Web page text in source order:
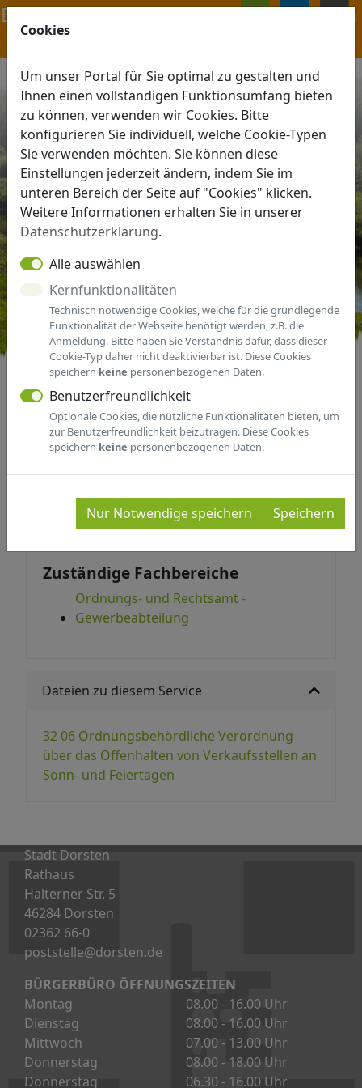
Cookies
Um unser Portal für Sie optimal zu gestalten und
Ihnen einen vollständigen Funktionsumfang bieten
zu können, verwenden wir Cookies. Bitte
konfigurieren Sie individuell, welche Cookie-Typen
Sie verwenden möchten. Sie können diese
Einstellungen jederzeit ändern, indem Sie im
unteren Bereich der Seite auf "Cookies" klicken.
Weitere Informationen erhalten Sie in unserer
Datenschutzerklärung.
Alle auswählen
Kernfunktionalitäten
Technisch notwendige Cookies, welche für die grundlegende
Funktionalität der Webseite benötigt werden, z.B. die
Anmeldung. Bitte haben Sie Verständnis dafür, dass dieser
Cookie-Typ daher nicht deaktivierbar ist. Diese Cookies
speichern keine personenbezogenen Daten.
Benutzerfreundlichkeit
Optionale Cookies, die nützliche Funktionalitäten bieten, um
zur Benutzerfreundlichkeit beizutragen. Diese Cookies
speichern keine personenbezogenen Daten.
Nur Notwendige speichern Speichern
Navigation ein-/ausblenden
MENÜ
LADENSCHLUSSANGELEGENHEITE
N
Angelegenheiten rund um die Ladenöffnung
nach dem LÖG NRW
Zuständige Fachbereiche
Ordnungs- und Rechtsamt -
Gewerbeabteilung
Dateien zu diesem Service
32 06 Ordnungsbehördliche Verordnung
über das Offenhalten von Verkaufsstellen an
Sonn- und Feiertagen